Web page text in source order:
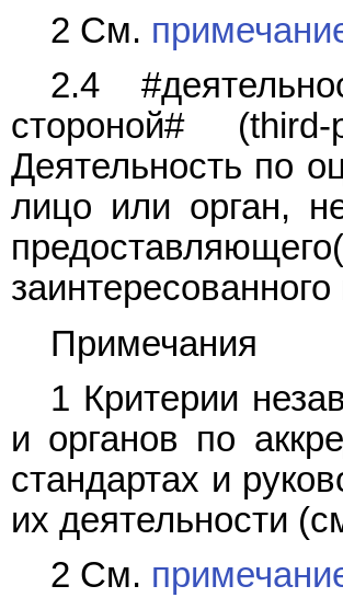
2 См.
2.4
стороной#
Деятельность по
лицо или орган,
Примечания
1 Критерии
и органов по
стандартах и
их деятельности
2 См.